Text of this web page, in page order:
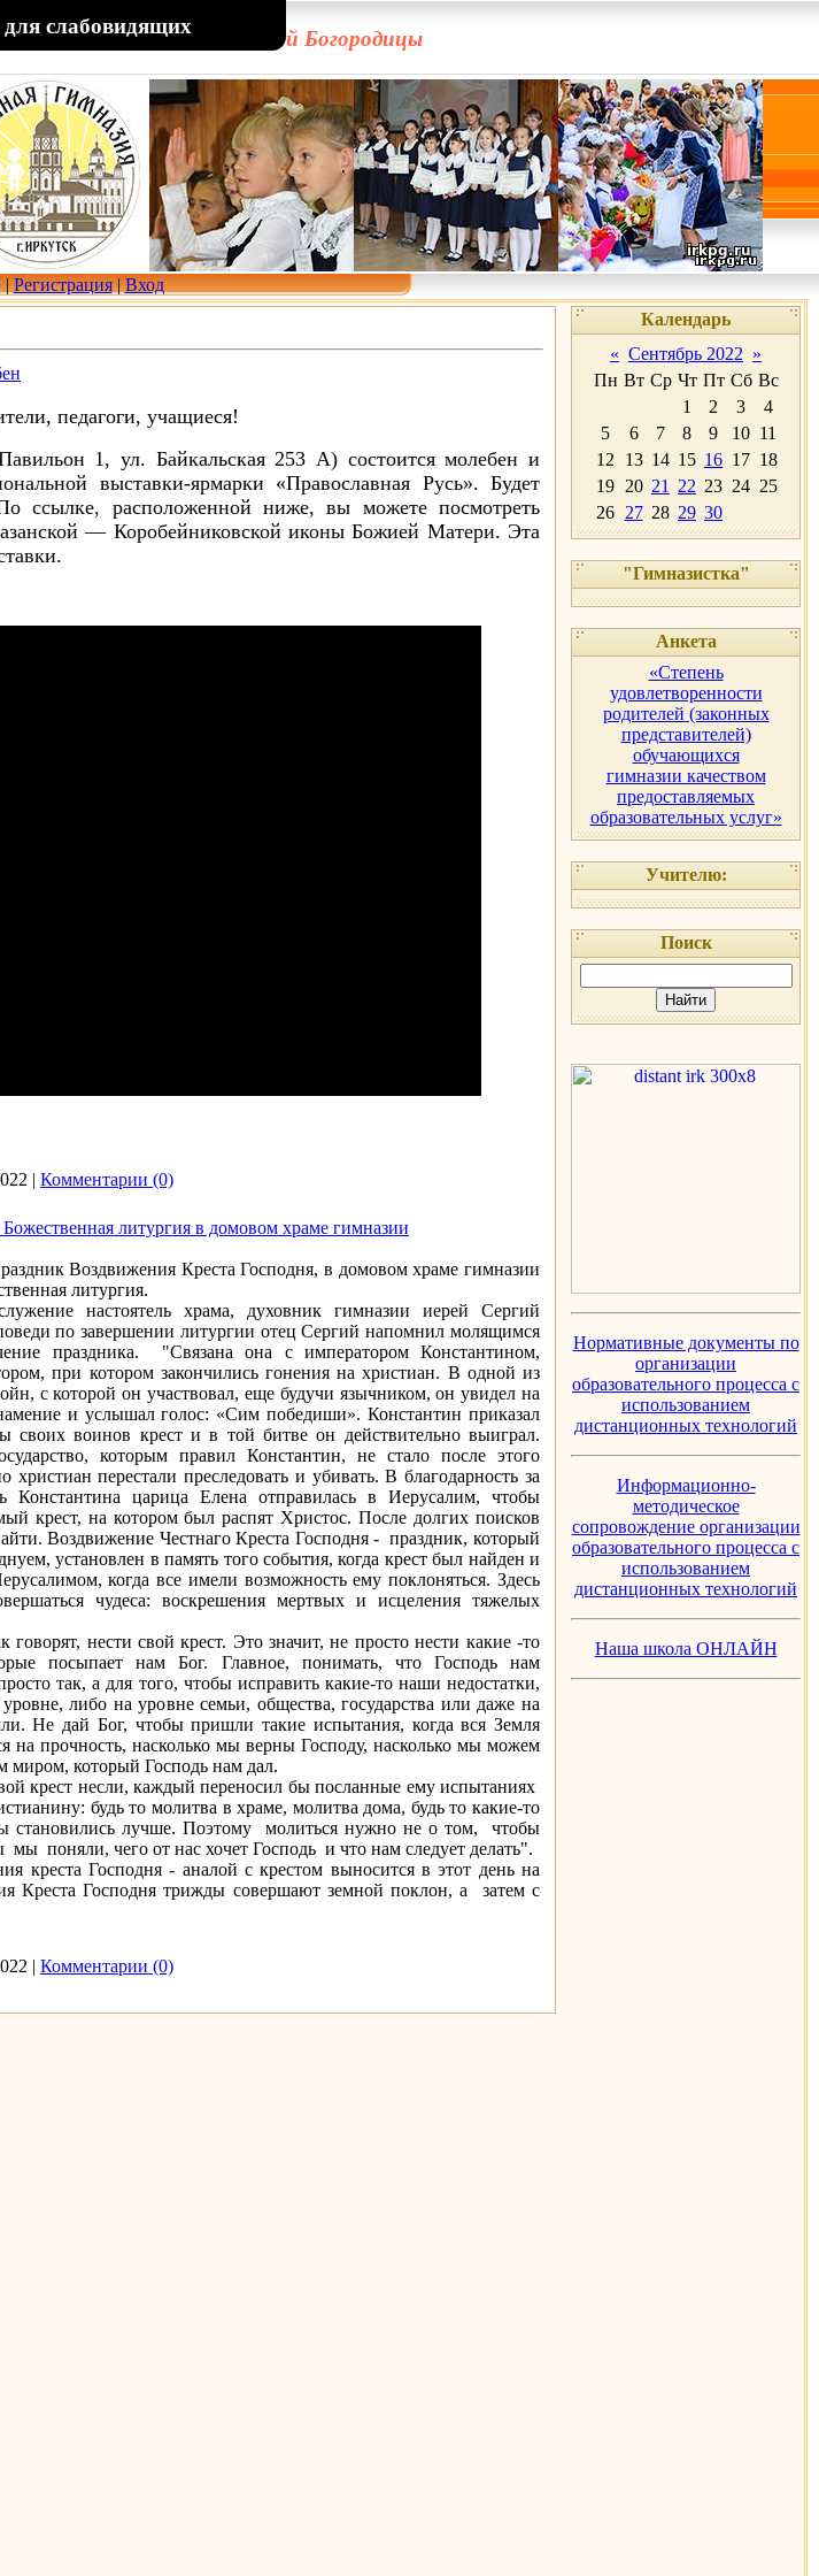
для слабовидящих
честь Рождества Пресвятой Богородицы
|Регистрация|Вход
педагоги, учащиеся!
1, ул. Байкальская 253 А) состоится молебен и
выставки-ярмарки «Православная Русь». Будет
расположенной ниже, вы можете посмотреть
— Коробейниковской иконы Божией Матери. Эта
| Комментарии (0)
литургия в домовом храме гимназии
Воздвижения Креста Господня, в домовом храме гимназии
литургия.
настоятель храма, духовник гимназии иерей Сергий
по завершении литургии отец Сергий напомнил молящимся
праздника. "Связана она с императором Константином,
при котором закончились гонения на христиан. В одной из
с которой он участвовал, еще будучи язычником, он увидел на
и услышал голос: «Сим победиши». Константин приказал
своих воинов крест и в той битве он действительно выиграл.
которым правил Константин, не стало после этого
христиан перестали преследовать и убивать. В благодарность за
Константина царица Елена отправилась в Иерусалим, чтобы
крест, на котором был распят Христос. После долгих поисков
Воздвижение Честнаго Креста Господня - праздник, который
установлен в память того события, когда крест был найден и
когда все имели возможность ему поклоняться. Здесь
чудеса: воскрешения мертвых и исцеления тяжелых
говорят, нести свой крест. Это значит, не просто нести какие -то
посыпает нам Бог. Главное, понимать, что Господь нам
так, а для того, чтобы исправить какие-то наши недостатки,
либо на уровне семьи, общества, государства или даже на
Не дай Бог, чтобы пришли такие испытания, когда вся Земля
на прочность, насколько мы верны Господу, насколько мы можем
миром, который Господь нам дал.
крест несли, каждый переносил бы посланные ему испытаниях
будь то молитва в храме, молитва дома, будь то какие-то
лучше. Поэтому молиться нужно не о том, чтобы
поняли, чего от нас хочет Господь и что нам следует делать".
креста Господня - аналой с крестом выносится в этот день на
Креста Господня трижды совершают земной поклон, а затем с
| Комментарии (0)
Календарь
« Сентябрь 2022 »
Пн Вт Ср Чт Пт Сб Вс
1
2 3
4
5
6 7 8 9 10 11
12
13 14 15 16 17 18
19 20 21 22 23 24 25
26 27 28 29 30
"Гимназистка"
Анкета
«Степень
удовлетворенности
родителей (законных
представителей)
обучающихся
гимназии качеством
предоставляемых
образовательных услуг»
Учителю:
Поиск
Нормативные документы по
организации
образовательного процесса с
использованием
дистанционных технологий
Информационно-
методическое
сопровождение организации
образовательного процесса с
использованием
дистанционных технологий
Наша школа ОНЛАЙН